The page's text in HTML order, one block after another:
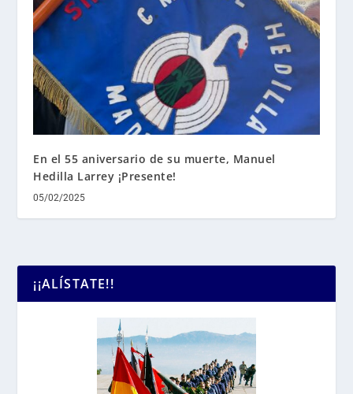
En el 55 aniversario de su muerte, Manuel
Hedilla Larrey ¡Presente!
05/02/2025
¡¡ALÍSTATE!!